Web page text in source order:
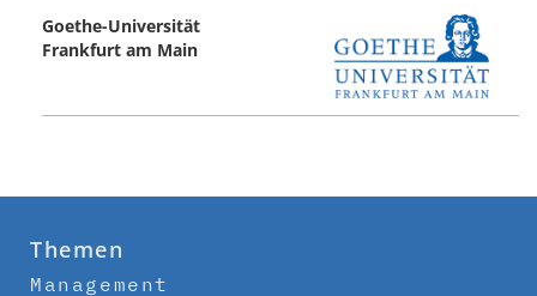
Goethe-Universität
Frankfurt am Main
Themen
Management